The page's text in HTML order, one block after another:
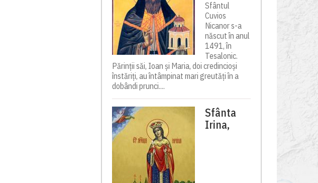
Sfântul
Cuvios
Nicanor s-a
născut în anul
1491, în
Tesalonic.
Părinții săi, Ioan și Maria, doi credincioși
înstăriți, au întâmpinat mari greutăți în a
dobândi prunci....
Sfânta
Irina,